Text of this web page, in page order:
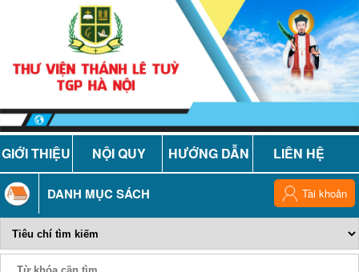
GIỚI THIỆU NỘI QUY HƯỚNG DẪN LIÊN HỆ
DANH MỤC SÁCH Tài khoản